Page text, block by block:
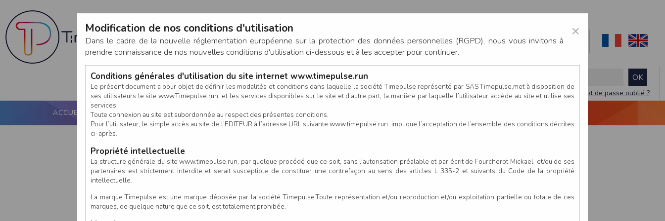
CONNEXION
Mot de passe oublié ?
ACCUEIL PUCE ACTIVE NOS SERVICES CALENDRIER RÉSULTATS
×
Modification de nos conditions d'utilisation
Dans le cadre de la nouvelle réglementation européenne sur la protection des données personnelles (RGPD), nous vous invitons à
prendre connaissance de nos nouvelles conditions d'utilisation ci-dessous et à les accepter pour continuer.
Conditions générales d'utilisation du site internet www.timepulse.run
Le présent document a pour objet de définir les modalités et conditions dans laquelle la société Timepulse représenté par SAS Timepulse,met à disposition de
ses utilisateurs le site www.Timepulse.run, et les services disponibles sur le site et d’autre part, la manière par laquelle l’utilisateur accède au site et utilise ses
services.
Toute connexion au site est subordonnée au respect des présentes conditions.
Pour l’utilisateur, le simple accès au site de l’EDITEUR à l’adresse URL suivante www.timepulse.run implique l’acceptation de l’ensemble des conditions décrites
ci-après.
Propriété intellectuelle
La structure générale du site www.timepulse.run, par quelque procédé que ce soit, sans l'autorisation préalable et par écrit de Fourcherot Mickael et/ou de ses
partenaires est strictement interdite et serait susceptible de constituer une contrefaçon au sens des articles L 335-2 et suivants du Code de la propriété
intellectuelle.
La marque Timepulse est une marque déposée par la société Timepulse.Toute représentation et/ou reproduction et/ou exploitation partielle ou totale de ces
marques, de quelque nature que ce soit, est totalement prohibée.